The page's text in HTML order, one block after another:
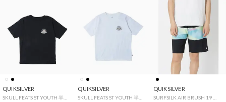
QUIKSILVER QUIKSILVER QUIKSILVER